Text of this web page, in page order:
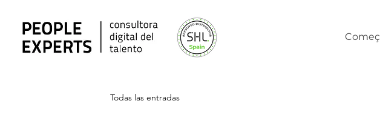
Todas las entradas